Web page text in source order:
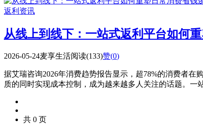
返利资讯
从线上到线下：一站式返利平台如何
2026-05-24麦享生活阅读(133)赞(0)
据艾瑞咨询2026年消费趋势报告显示，超78%的消费者
质的同时实现成本控制，成为越来越多人关注的话题。一
共 0 页